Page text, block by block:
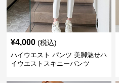
¥4,000 (税込)
ハイウエスト パンツ 美脚魅せハ
イウエストスキニーパンツ